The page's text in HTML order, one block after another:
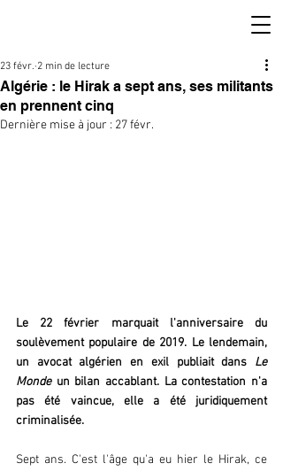
Algérie : le Hirak a sept ans, ses militants
en prennent cinq
23 févr. 2 min de lecture
Dernière mise à jour : 27 févr.
Le 22 février marquait l'anniversaire du
soulèvement populaire de 2019. Le lendemain,
un avocat algérien en exil publiait dans Le
Monde un bilan accablant. La contestation n'a
pas été vaincue, elle a été juridiquement
criminalisée.
Sept ans. C'est l'âge qu'a eu hier le Hirak, ce